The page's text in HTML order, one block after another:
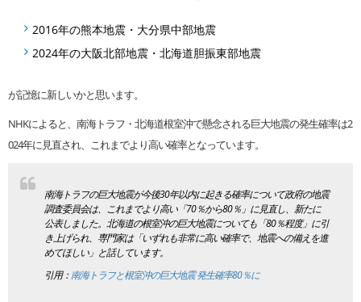
2016年の熊本地震・大分県中部地震
2024年の大阪北部地震・北海道胆振東部地震
が記憶に新しいかと思います。
NHKによると、南海トラフ・北海道根室沖で懸念される巨大地震の発生確率は2
024年に見直され、これまでより高い確率となっています。
南海トラフの巨大地震が今後30年以内に起きる確率について政府の地震
調査委員会は、これまでより高い「70％から80％」に見直し、新たに
公表しました。北海道の根室沖の巨大地震についても「80％程度」に引
き上げられ、専門家は「いずれも非常に高い確率で、地震への備えを進
めてほしい」と話しています。
引用： 南海トラフと根室沖の巨大地震 発生確率80％に